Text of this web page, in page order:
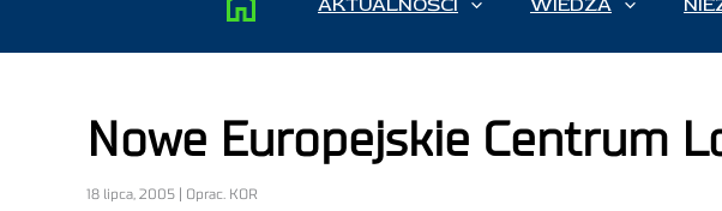
AKTUALNOŚCI WIEDZA
Nowe Europejskie Centrum
18 lipca, 2005 | Oprac. KOR